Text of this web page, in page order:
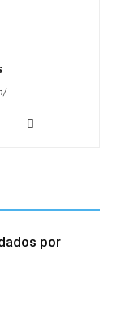
por